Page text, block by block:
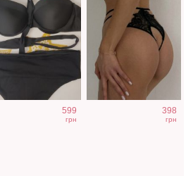
599
грн
398
грн
Свадебное
Нарядное
атласное платье
изумрудного